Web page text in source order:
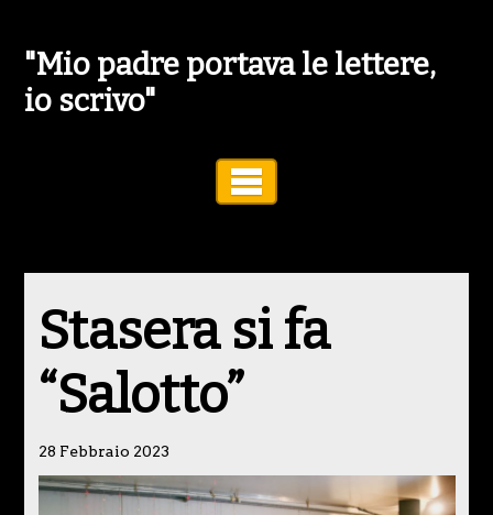
"Mio padre portava le lettere,
io scrivo"
Stasera si fa
“Salotto”
28 Febbraio 2023